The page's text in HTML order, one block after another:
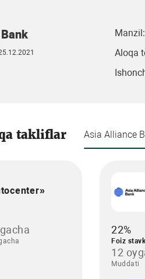
Manzil:
Aloqa
takliflar Asia Alliance
22%
Foiz
12
Muddati